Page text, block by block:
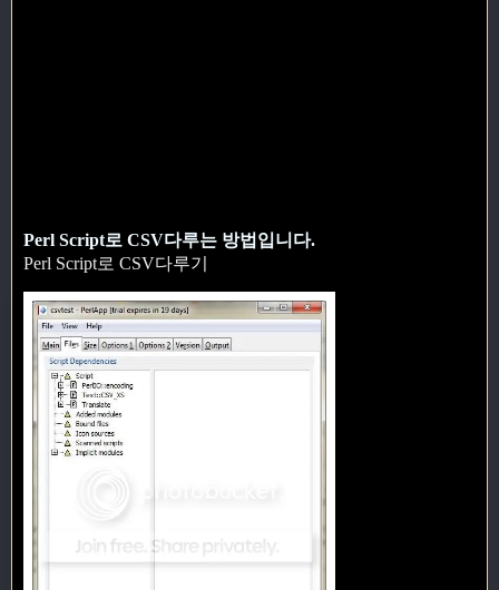
Perl Script로 CSV다루는 방법입니다.
Perl Script로 CSV다루기